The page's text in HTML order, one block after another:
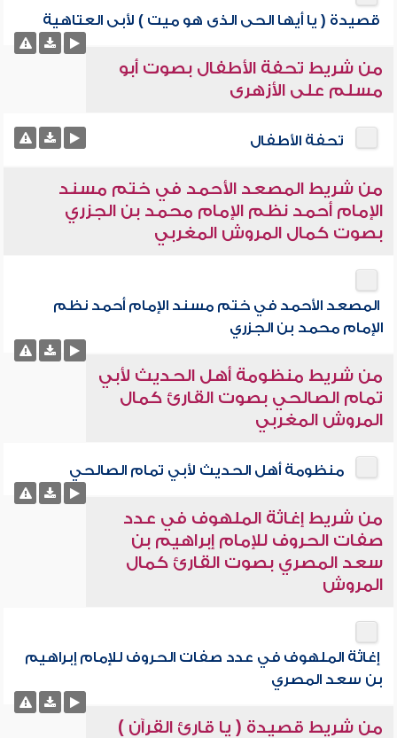
قصيدة ( يا أيها الحى الذى هو ميت ) لأبى العتاهية
من شريط تحفة الأطفال بصوت أبو
مسلم على الأزهرى
تحفة الأطفال
من شريط المصعد الأحمد في ختم مسند
الإمام أحمد نظم الإمام محمد بن الجزري
بصوت كمال المروش المغربي
المصعد الأحمد في ختم مسند الإمام أحمد نظم
الإمام محمد بن الجزري
من شريط منظومة أهل الحديث لأبي
تمام الصالحي بصوت القارئ كمال
المروش المغربي
منظومة أهل الحديث لأبي تمام الصالحي
من شريط إغاثة الملهوف في عدد
صفات الحروف للإمام إبراهيم بن
سعد المصري بصوت القارئ كمال
المروش
إغاثة الملهوف في عدد صفات الحروف للإمام إبراهيم
بن سعد المصري
من شريط قصيدة ( يا قارئ القرآن )